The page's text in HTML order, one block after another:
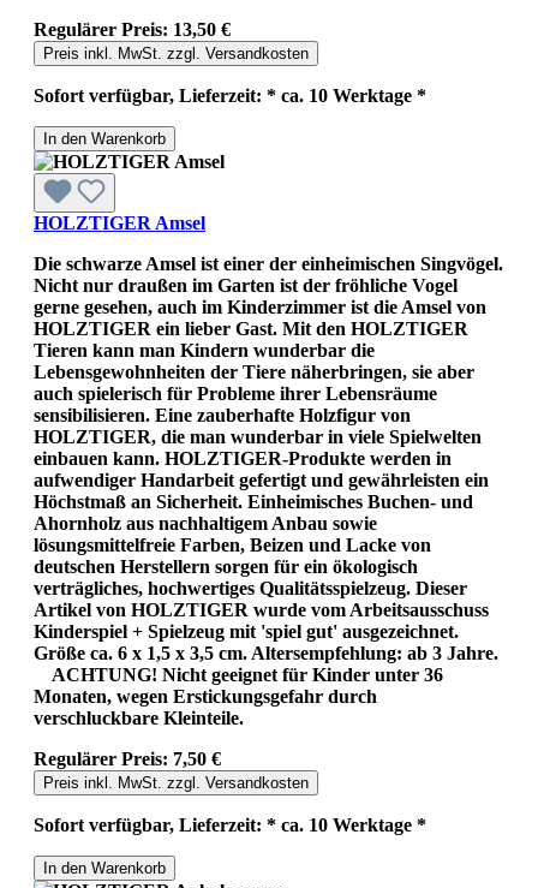
Regulärer Preis: 13,50 €
Preis inkl. MwSt. zzgl. Versandkosten
Sofort verfügbar, Lieferzeit: * ca. 10 Werktage *
In den Warenkorb
HOLZTIGER Amsel
Die schwarze Amsel ist einer der einheimischen Singvögel.
Nicht nur draußen im Garten ist der fröhliche Vogel
gerne gesehen, auch im Kinderzimmer ist die Amsel von
HOLZTIGER ein lieber Gast. Mit den HOLZTIGER
Tieren kann man Kindern wunderbar die
Lebensgewohnheiten der Tiere näherbringen, sie aber
auch spielerisch für Probleme ihrer Lebensräume
sensibilisieren. Eine zauberhafte Holzfigur von
HOLZTIGER, die man wunderbar in viele Spielwelten
einbauen kann. HOLZTIGER-Produkte werden in
aufwendiger Handarbeit gefertigt und gewährleisten ein
Höchstmaß an Sicherheit. Einheimisches Buchen- und
Ahornholz aus nachhaltigem Anbau sowie
lösungsmittelfreie Farben, Beizen und Lacke von
deutschen Herstellern sorgen für ein ökologisch
verträgliches, hochwertiges Qualitätsspielzeug. Dieser
Artikel von HOLZTIGER wurde vom Arbeitsausschuss
Kinderspiel + Spielzeug mit 'spiel gut' ausgezeichnet.
Größe ca. 6 x 1,5 x 3,5 cm. Altersempfehlung: ab 3 Jahre.
ACHTUNG! Nicht geeignet für Kinder unter 36
Monaten, wegen Erstickungsgefahr durch
verschluckbare Kleinteile.
Regulärer Preis: 7,50 €
Preis inkl. MwSt. zzgl. Versandkosten
Sofort verfügbar, Lieferzeit: * ca. 10 Werktage *
In den Warenkorb